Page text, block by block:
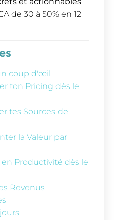
de 30 à 50% en 12
coup d'œil
ton Pricing dès le
tes Sources de
la Valeur par
en Productivité dès le
Revenus